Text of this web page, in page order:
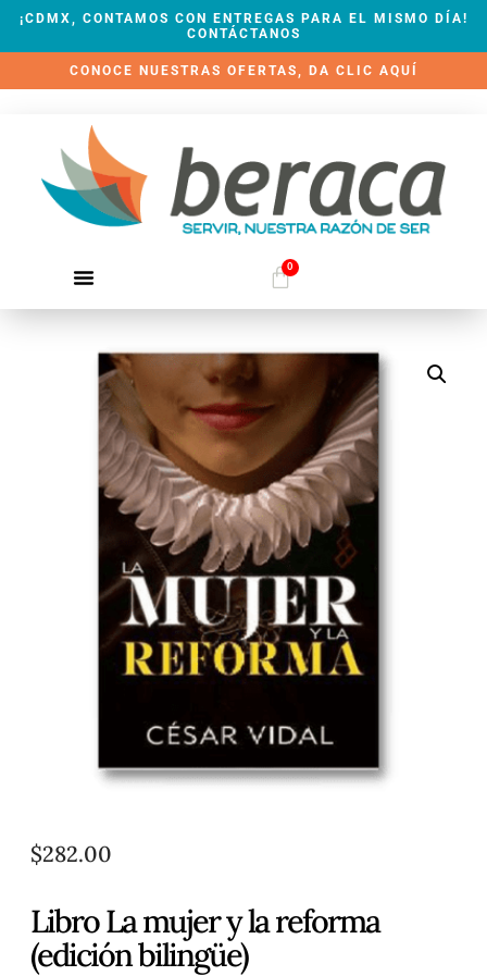
¡CDMX, CONTAMOS CON ENTREGAS PARA EL MISMO DÍA!
CONTÁCTANOS
CONOCE NUESTRAS OFERTAS, DA CLIC AQUÍ
0
$282.00
Libro La mujer y la reforma
(edición bilingüe)